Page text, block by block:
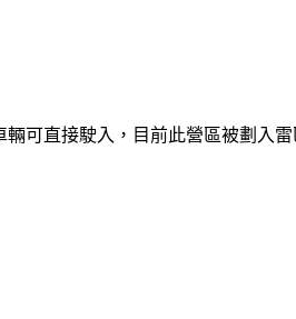
可直接駛入，目前此營區被劃入